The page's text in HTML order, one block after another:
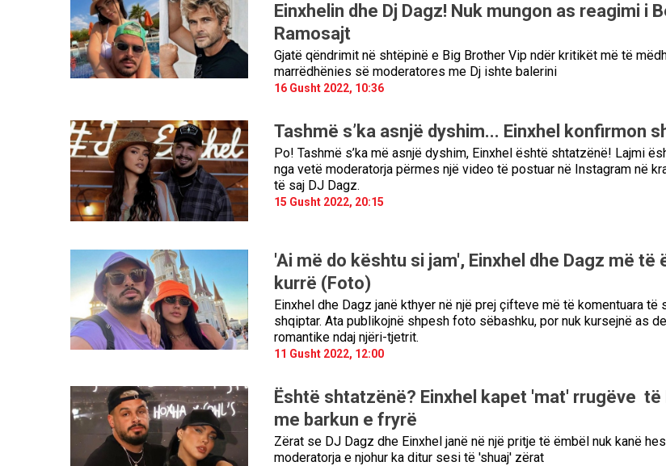
Einxhelin dhe Dj Dagz! Nuk mungon as reagimi i
Ramosajt
Gjatë qëndrimit në shtëpinë e Big Brother Vip ndër kritikët më të
marrëdhënies së moderatores me Dj ishte balerini
16 Gusht 2022, 10:36
Tashmë s’ka asnjë dyshim... Einxhel konfirmon
Po! Tashmë s’ka më asnjë dyshim, Einxhel është shtatzënë! Lajmi
nga vetë moderatorja përmes një video të postuar në Instagram në
të saj DJ Dagz.
15 Gusht 2022, 20:15
'Ai më do kështu si jam', Einxhel dhe Dagz më të
kurrë (Foto)
Einxhel dhe Dagz janë kthyer në një prej çifteve më të komentuara të
shqiptar. Ata publikojnë shpesh foto sëbashku, por nuk kursejnë as
romantike ndaj njëri-tjetrit.
11 Gusht 2022, 12:00
Është shtatzënë? Einxhel kapet 'mat' rrugëve
me barkun e fryrë
Zërat se DJ Dagz dhe Einxhel janë në një pritje të ëmbël nuk kanë
moderatorja e njohur ka ditur sesi të 'shuaj' zërat